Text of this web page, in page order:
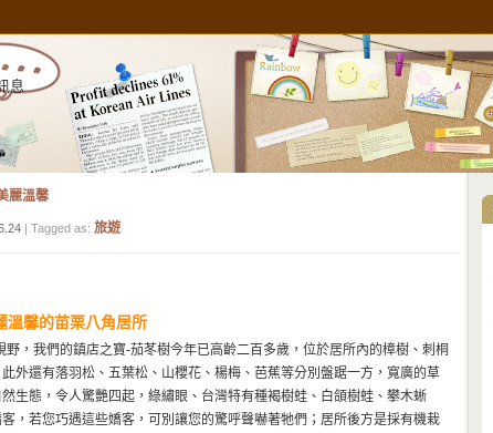
息
麗溫馨
| Tagged as: 旅遊
溫馨的苗栗八角居所
，我們的鎮店之寶-茄苳樹今年已高齡二百多歲，位於居所內的樟樹、刺桐
外還有落羽松、五葉松、山櫻花、楊梅、芭蕉等分別盤踞一方，寬廣的草
生態，令人驚艷四起，綠繡眼、台灣特有種褐樹蛙、白頜樹蛙、攀木蜥
，若您巧遇這些嬌客，可別讓您的驚呼聲嚇著牠們；居所後方是採有機栽